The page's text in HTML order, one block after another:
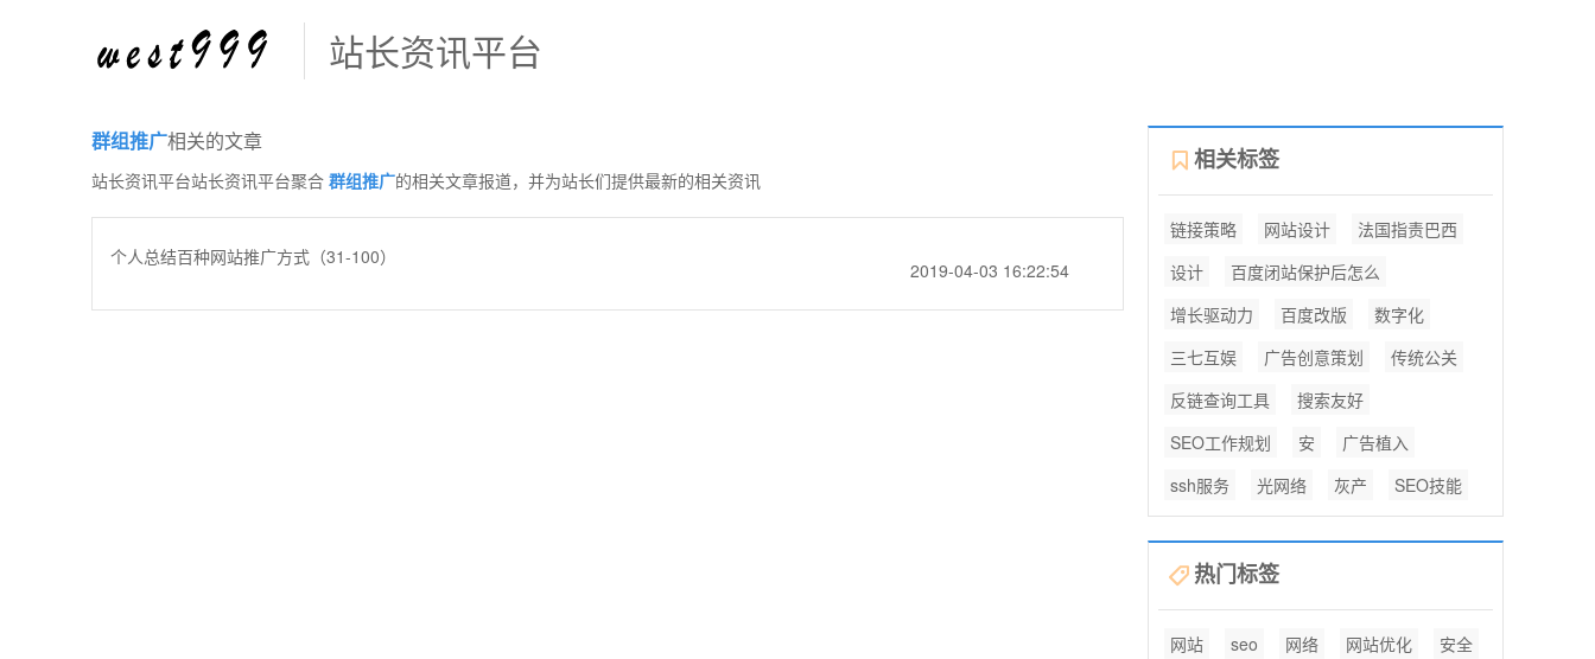
站长资讯平台
群组推广相关的文章
站长资讯平台站长资讯平台聚合 群组推广的相关文章报道，并为站长们提供最新的相关资讯
个人总结百种网站推广方式（31-100）
2019-04-03 16:22:54
相关标签
链接策略 网站设计
法国指责巴西
设计
百度闭站保护后怎么
增长驱动力
百度改版
数字化
三七互娱
广告创意策划
传统公关
反链查询工具
搜索友好
SEO工作规划
安
广告植入
ssh服务
光网络 灰产 SEO技能
热门标签
网站 seo 网络 网站优化
安全